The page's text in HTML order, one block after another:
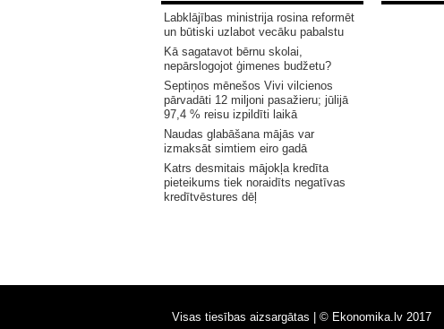
Labklājības ministrija rosina reformēt
un būtiski uzlabot vecāku pabalstu
Kā sagatavot bērnu skolai,
nepārslogojot ģimenes budžetu?
Septiņos mēnešos Vivi vilcienos
pārvadāti 12 miljoni pasažieru; jūlijā
97,4 % reisu izpildīti laikā
Naudas glabāšana mājās var
izmaksāt simtiem eiro gadā
Katrs desmitais mājokļa kredīta
pieteikums tiek noraidīts negatīvas
kredītvēstures dēļ
Visas tiesības aizsargātas | © Ekonomika.lv 2017